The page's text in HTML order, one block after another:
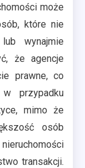
może
które nie
wynajmie
że agencje
prawne, co
przypadku
mimo że
osób
transakcji.